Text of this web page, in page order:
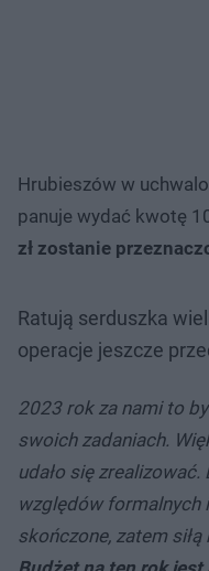
Hrubieszów w
panuje wydać kwotę
zł zostanie
Ratują serduszka
operacje jeszcze
2023 rok za nami to
swoich zadaniach.
udało się
względów formalnych
skończone, zatem